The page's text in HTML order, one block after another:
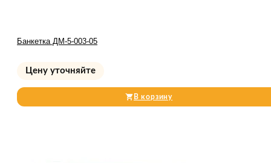
Банкетка ДМ-5-003-05
Цену уточняйте
В корзину